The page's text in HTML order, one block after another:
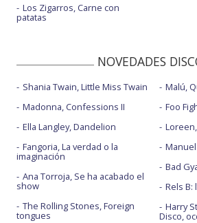
Los Zigarros, Carne con
patatas
NOVEDADES
Shania Twain, Little Miss Twain
Madonna, Confessions II
Ella Langley, Dandelion
Fangoria, La verdad o la
imaginación
Ana Torroja, Se ha acabado el
show
The Rolling Stones, Foreign
tongues
Malú,
Foo
Bad
Rels B:
Harry
Disco,